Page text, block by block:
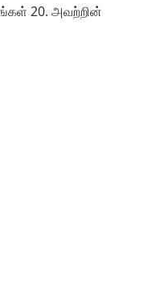
20. அவற்றின்